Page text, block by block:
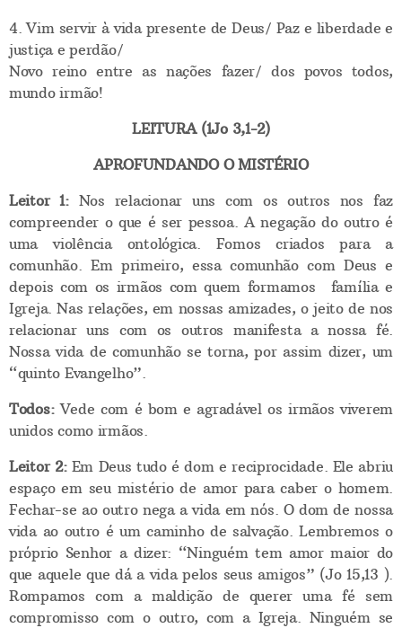
4. Vim servir à vida presente de Deus/ Paz e liberdade e
justiça e perdão/
Novo reino entre as nações fazer/ dos povos todos,
mundo irmão!
LEITURA (1Jo 3,1-2)
APROFUNDANDO O MISTÉRIO
Leitor 1:Nos relacionar uns com os outros nos faz
compreender o que é ser pessoa. A negação do outro é
uma violência ontológica. Fomos criados para a
comunhão. Em primeiro, essa comunhão com Deus e
depois com os irmãos com quem formamos família e
Igreja. Nas relações, em nossas amizades, o jeito de nos
relacionar uns com os outros manifesta a nossa fé.
Nossa vida de comunhão se torna, por assim dizer, um
“quinto Evangelho”.
Todos:Vede com é bom e agradável os irmãos viverem
unidos como irmãos.
Leitor 2: Em Deus tudo é dom e reciprocidade. Ele abriu
espaço em seu mistério de amor para caber o homem.
Fechar-se ao outro nega a vida em nós. O dom de nossa
vida ao outro é um caminho de salvação. Lembremos o
próprio Senhor a dizer: “Ninguém tem amor maior do
que aquele que dá a vida pelos seus amigos” (Jo 15,13 ).
Rompamos com a maldição de querer uma fé sem
compromisso com o outro, com a Igreja. Ninguém se